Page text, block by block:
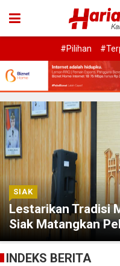
#Pilihan
SIAK
Lestarikan Tradisi
Siak Matangkan
Beghanyut
INDEKS BERITA